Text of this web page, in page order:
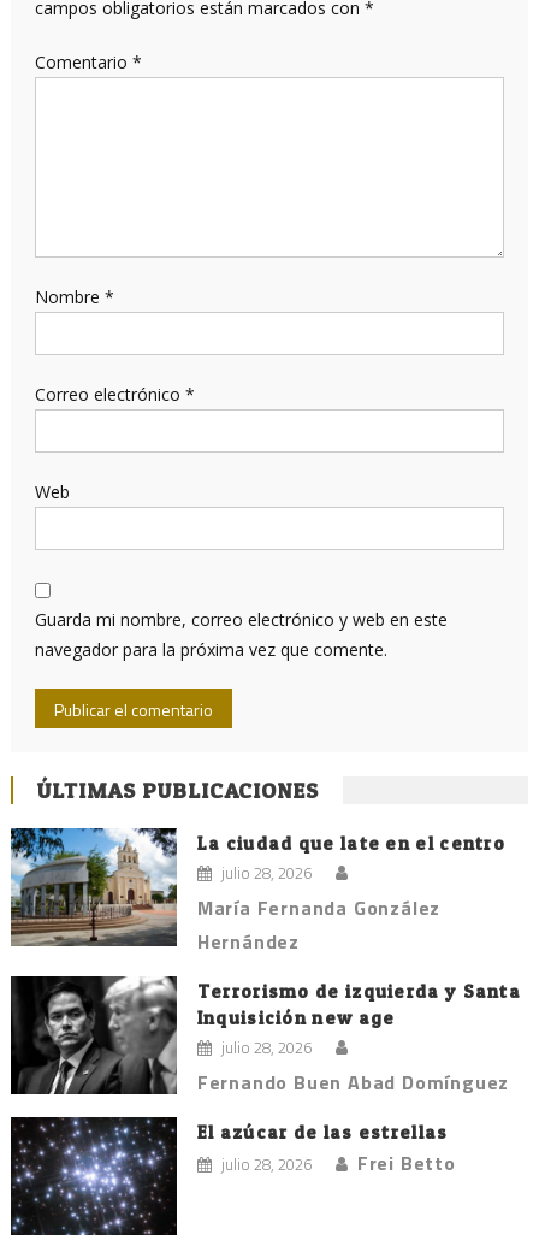
campos obligatorios están marcados con *
Comentario *
Nombre *
Correo electrónico *
Web
Guarda mi nombre, correo electrónico y web en este
navegador para la próxima vez que comente.
ÚLTIMAS PUBLICACIONES
La ciudad que late en el centro
julio 28, 2026
María Fernanda González
Hernández
Terrorismo de izquierda y Santa
Inquisición new age
julio 28, 2026
Fernando Buen Abad Domínguez
El azúcar de las estrellas
julio 28, 2026 Frei Betto